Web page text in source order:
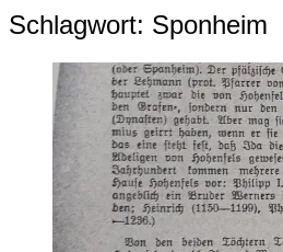
Schlagwort: Sponheim